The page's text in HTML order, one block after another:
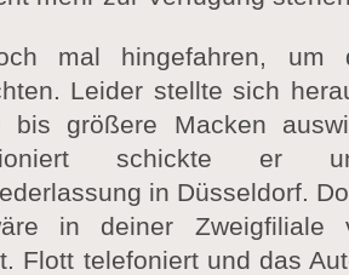
mal hingefahren, um
Leider stellte sich
bis größere Macken
schickte
in Düsseldorf.
in deiner Zweigfiliale
Flott telefoniert und das